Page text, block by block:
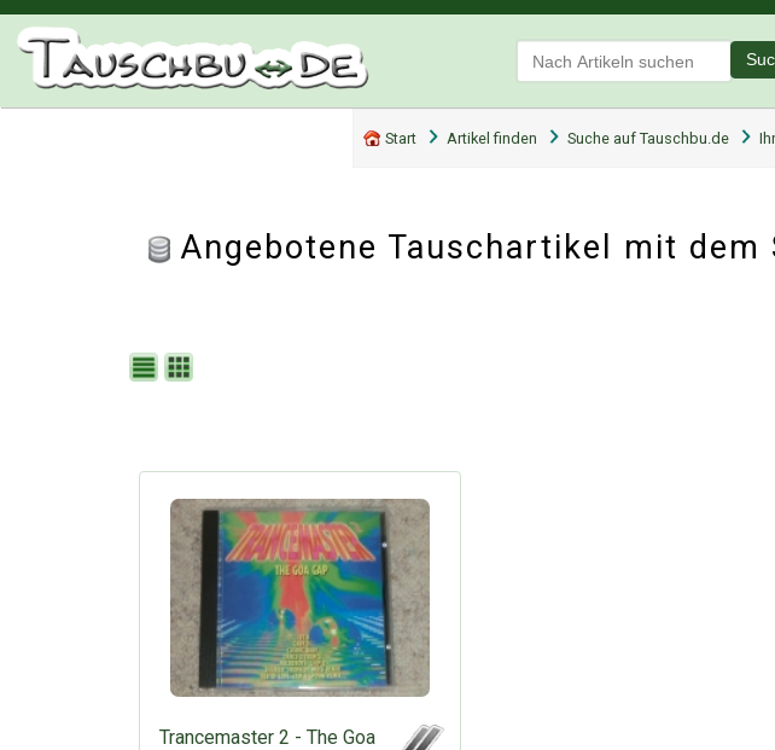
Start Artikel finden Suche auf Tauschbu.de
Angebotene Tauschartikel mit
Trancemaster 2 - The Goa